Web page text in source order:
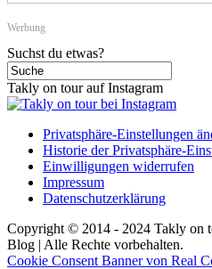
Werbung
Suchst du etwas?
Takly on tour auf Instagram
Privatsphäre-Einstellungen
Historie der Privatsphäre-
Einwilligungen widerrufen
Impressum
Datenschutzerklärung
Copyright © 2014 - 2024 Takly on
Blog | Alle Rechte vorbehalten.
Cookie Consent Banner von Real